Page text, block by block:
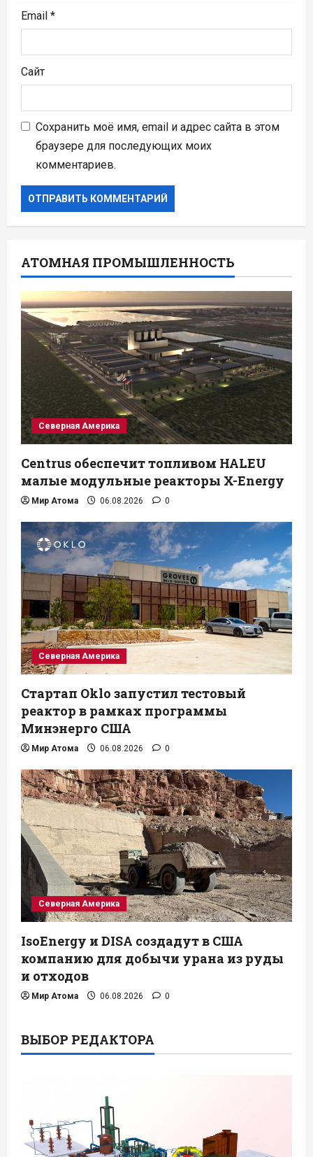
Email *
Сайт
Сохранить моё имя, email и адрес сайта в этом
браузере для последующих моих
комментариев.
АТОМНАЯ ПРОМЫШЛЕННОСТЬ
Северная Америка
Centrus обеспечит топливом HALEU
малые модульные реакторы X-Energy
Мир Атома 06.08.2026 0
Северная Америка
Стартап Oklo запустил тестовый
реактор в рамках программы
Минэнерго США
Мир Атома 06.08.2026 0
Северная Америка
IsoEnergy и DISA создадут в США
компанию для добычи урана из руды
и отходов
Мир Атома 06.08.2026 0
ВЫБОР РЕДАКТОРА